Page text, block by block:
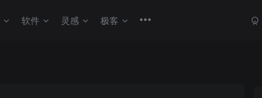
软件 灵感 极客